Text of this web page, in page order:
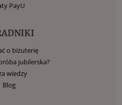
PayU
o biżuterię
jubilerska?
wiedzy
Blog